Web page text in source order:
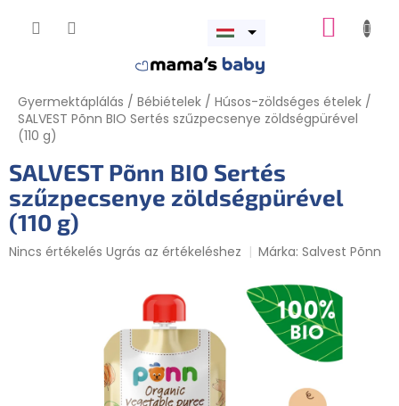
KOSÁR
Menü
Gyermektáplálás / Bébiételek / Húsos-zöldséges ételek /
SALVEST Põnn BIO Sertés szűzpecsenye zöldségpürével
(110 g)
SALVEST Põnn BIO Sertés
szűzpecsenye zöldségpürével
(110 g)
A
Nincs értékelés Ugrás az értékeléshez Márka:Salvest Põnn